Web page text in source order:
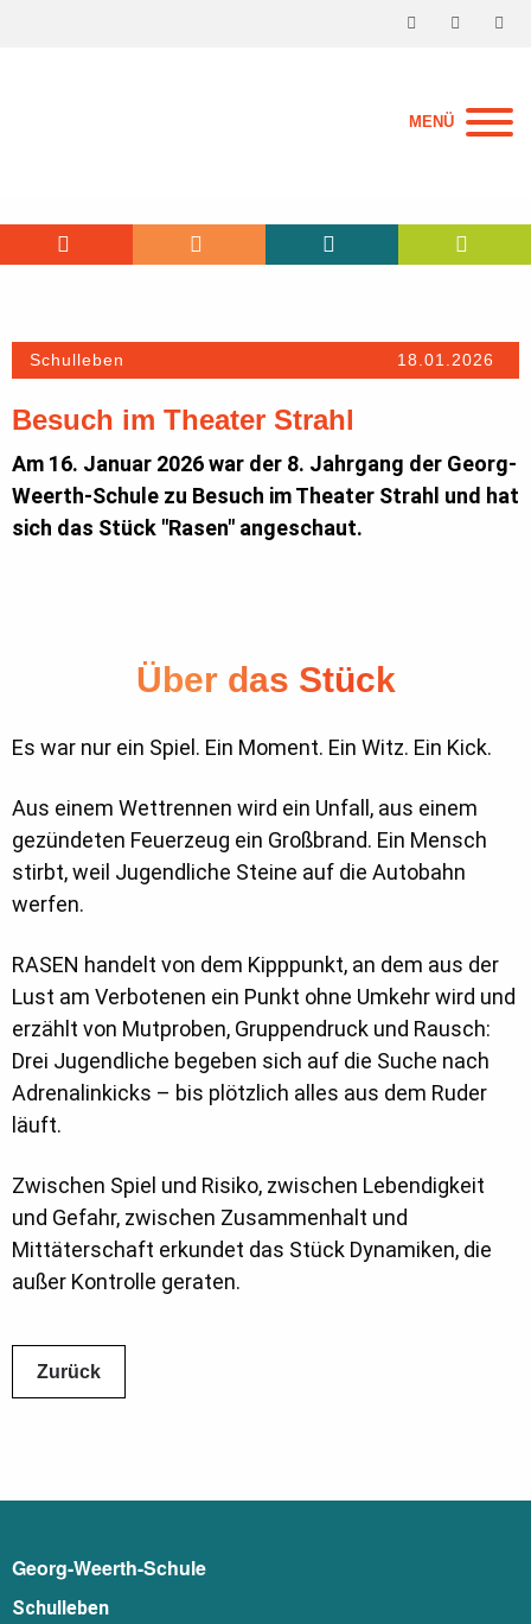
MENÜ
Schulleben 18.01.2026
Besuch im Theater Strahl
Am 16. Januar 2026 war der 8. Jahrgang der Georg-
Weerth-Schule zu Besuch im Theater Strahl und hat
sich das Stück "Rasen" angeschaut.
Über das Stück
Es war nur ein Spiel. Ein Moment. Ein Witz. Ein Kick.
Aus einem Wettrennen wird ein Unfall, aus einem
gezündeten Feuerzeug ein Großbrand. Ein Mensch
stirbt, weil Jugendliche Steine auf die Autobahn
werfen.
RASEN handelt von dem Kipppunkt, an dem aus der
Lust am Verbotenen ein Punkt ohne Umkehr wird und
erzählt von Mutproben, Gruppendruck und Rausch:
Drei Jugendliche begeben sich auf die Suche nach
Adrenalinkicks – bis plötzlich alles aus dem Ruder
läuft.
Zwischen Spiel und Risiko, zwischen Lebendigkeit
und Gefahr, zwischen Zusammenhalt und
Mittäterschaft erkundet das Stück Dynamiken, die
außer Kontrolle geraten.
Zurück
Georg-Weerth-Schule
Schulleben